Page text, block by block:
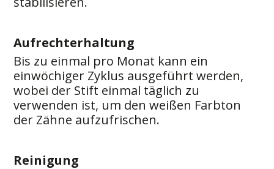
Aufrechterhaltung
Bis zu einmal pro Monat kann ein
einwöchiger Zyklus ausgeführt werden,
wobei der Stift einmal täglich zu
verwenden ist, um den weißen Farbton
der Zähne aufzufrischen.
Reinigung